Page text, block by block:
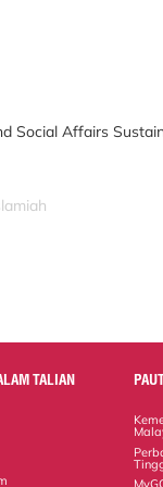
Social Affairs
TALIAN